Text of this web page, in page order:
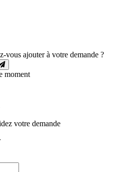
vous ajouter à votre demande ?
moment
votre demande